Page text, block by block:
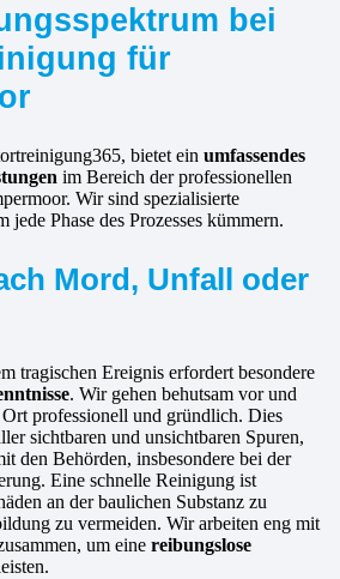
bei
für
bietet ein umfassendes
im Bereich der professionellen
Wir sind spezialisierte
jede Phase des Prozesses kümmern.
Mord, Unfall oder
tragischen Ereignis erfordert besondere
. Wir gehen behutsam vor und
professionell und gründlich. Dies
sichtbaren und unsichtbaren Spuren,
den Behörden, insbesondere bei der
Eine schnelle Reinigung ist
an der baulichen Substanz zu
zu vermeiden. Wir arbeiten eng mit
um eine reibungslose